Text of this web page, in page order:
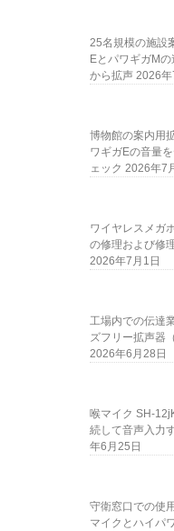
25名規模の施
EとパワギガM
から拡声 2026年
博物館の案内用
ワギガEの音量
ェック 2026年7
ワイヤレスメガ
の修理および修
2026年7月1日
工場内での伝達
ズフリー拡声器
2026年6月28日
喉マイク SH-
続して音声入力
年6月25日
守衛窓口での使
マイクとハイパ